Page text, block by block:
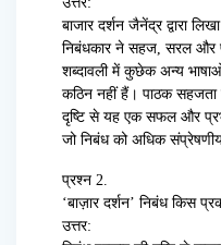
बाजार दर्शन जैनेंद्र द्वारा
निबंधकार ने सहज, सरल और
शब्दावली में कुछेक अन्य
कठिन नहीं हैं। पाठक सहजता
दृष्टि से यह एक सफल और
जो निबंध को अधिक
प्रश्न 2.
‘बाज़ार दर्शन’ निबंध किस
उत्तर: